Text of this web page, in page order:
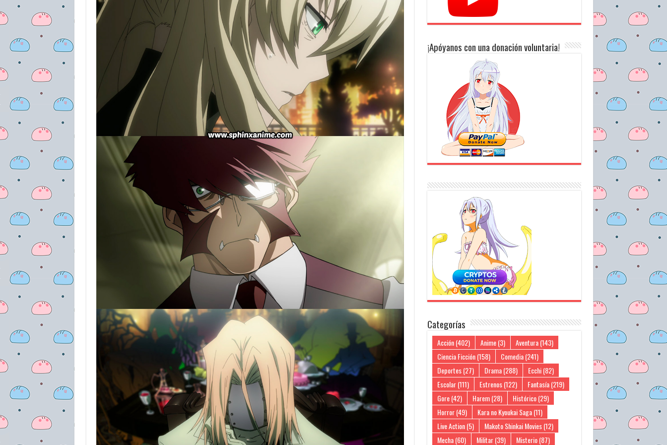
¡Apóyanos con una donación voluntaria!
Categorías
Acción(402) Anime(3) Aventura(143)
Ciencia Ficción(158) Comedia(241)
Deportes(27) Drama(288) Ecchi(82)
Escolar(111) Estrenos(122) Fantasía(219)
Gore(42) Harem(28) Histórico(29)
Horror(49) Kara no Kyoukai Saga(11)
Live Action(5) Makoto Shinkai Movies(12)
Mecha(60) Militar(39) Misterio(87)